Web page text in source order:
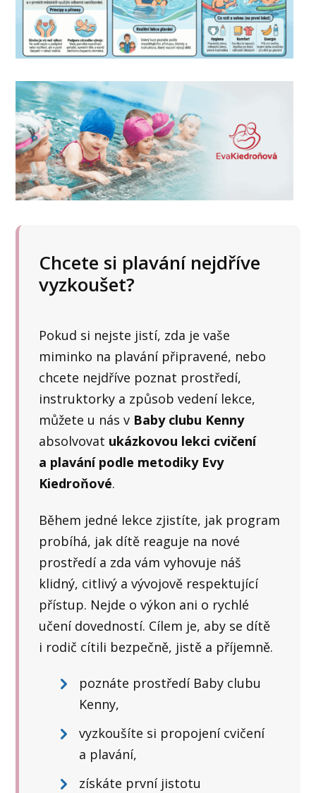
Chcete si plavání nejdříve
vyzkoušet?
Pokud si nejste jistí, zda je vaše
miminko na plavání připravené, nebo
chcete nejdříve poznat prostředí,
instruktorky a způsob vedení lekce,
můžete u nás v Baby clubu Kenny
absolvovat ukázkovou lekci cvičení
a plavání podle metodiky Evy
Kiedroňové.
Během jedné lekce zjistíte, jak program
probíhá, jak dítě reaguje na nové
prostředí a zda vám vyhovuje náš
klidný, citlivý a vývojově respektující
přístup. Nejde o výkon ani o rychlé
učení dovedností. Cílem je, aby se dítě
i rodič cítili bezpečně, jistě a příjemně.
poznáte prostředí Baby clubu
Kenny,
vyzkoušíte si propojení cvičení
a plavání,
získáte první jistotu